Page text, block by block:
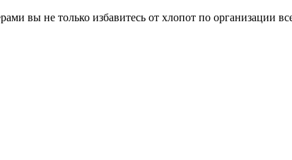
вы не только избавитесь от хлопот по организации